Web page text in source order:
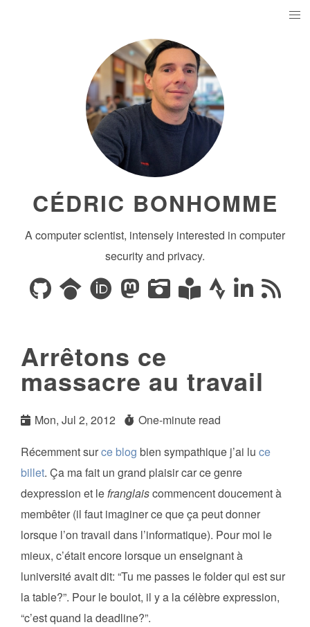
CÉDRIC BONHOMME
A computer scientist, intensely interested in computer
security and privacy.
Arrêtons ce
massacre au travail
Mon, Jul 2, 2012
One-minute read
Récemment surce blog bien sympathique j’ai lu ce
billet. Ça ma fait un grand plaisir car ce genre
dexpression et lefranglaiscommencent doucement à
membêter (il faut imaginer ce que ça peut donner
lorsque l’on travail dans l’informatique). Pour moi le
mieux, c’était encore lorsque un enseignant à
luniversité avait dit: “Tu me passes le folder qui est sur
la table?”. Pour le boulot, il y a la célèbre expression,
“c’est quand la deadline?”.